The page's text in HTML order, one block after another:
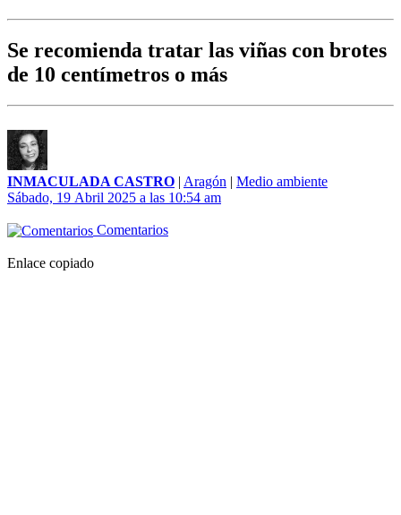
Se recomienda tratar las viñas con brotes
de 10 centímetros o más
INMACULADA CASTRO | Aragón | Medio ambiente
Sábado, 19 Abril 2025 a las 10:54 am
Comentarios
Enlace copiado